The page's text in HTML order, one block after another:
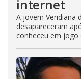
internet
A jovem Veridiana
desapareceram
conheceu em jogo